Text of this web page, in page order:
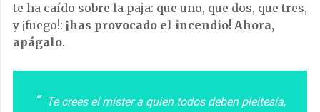
te ha caído sobre la paja: que uno, que dos, que tres,
y ¡fuego!: ¡has provocado el incendio! Ahora,
apágalo.
Te crees el míster a quien todos deben pleitesía,